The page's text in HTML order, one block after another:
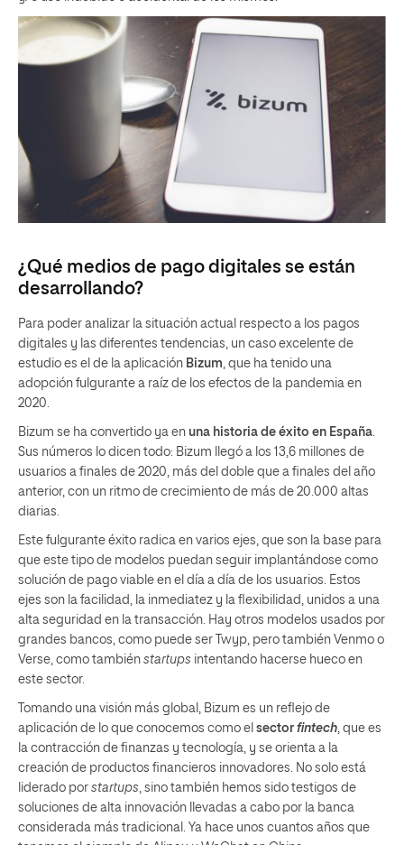
¿Qué medios de pago digitales se están
desarrollando?
Para poder analizar la situación actual respecto a los pagos
digitales y las diferentes tendencias, un caso excelente de
estudio es el de la aplicación Bizum, que ha tenido una
adopción fulgurante a raíz de los efectos de la pandemia en
2020.
Bizum se ha convertido ya en una historia de éxito en España.
Sus números lo dicen todo: Bizum llegó a los 13,6 millones de
usuarios a finales de 2020, más del doble que a finales del año
anterior, con un ritmo de crecimiento de más de 20.000 altas
diarias.
Este fulgurante éxito radica en varios ejes, que son la base para
que este tipo de modelos puedan seguir implantándose como
solución de pago viable en el día a día de los usuarios. Estos
ejes son la facilidad, la inmediatez y la flexibilidad, unidos a una
alta seguridad en la transacción. Hay otros modelos usados por
grandes bancos, como puede ser Twyp, pero también Venmo o
Verse, como también startups intentando hacerse hueco en
este sector.
Tomando una visión más global, Bizum es un reflejo de
aplicación de lo que conocemos como el sector fintech, que es
la contracción de finanzas y tecnología, y se orienta a la
creación de productos financieros innovadores. No solo está
liderado por startups, sino también hemos sido testigos de
soluciones de alta innovación llevadas a cabo por la banca
considerada más tradicional. Ya hace unos cuantos años que